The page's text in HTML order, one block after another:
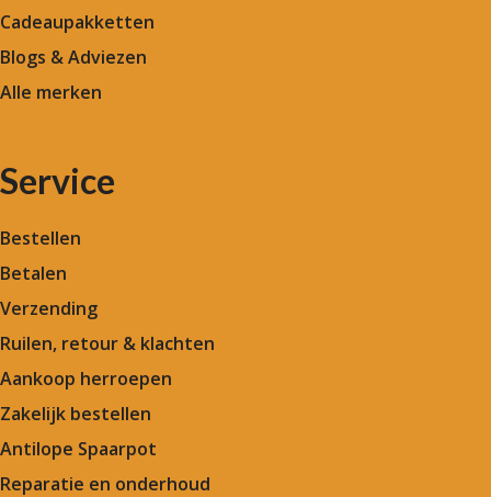
Cadeaupakketten
Blogs & Adviezen
Alle merken
Service
Bestellen
Betalen
Verzending
Ruilen, retour & klachten
Aankoop herroepen
Zakelijk bestellen
Antilope Spaarpot
Reparatie en onderhoud